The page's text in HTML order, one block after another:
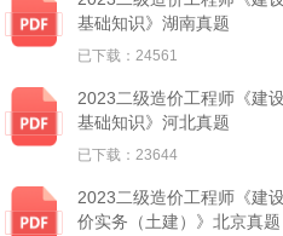
基础知识》湖南真题
已下载：24561
2023二级造价工程师《建
基础知识》河北真题
已下载：23644
2023二级造价工程师《建
价实务（土建）》北京真题